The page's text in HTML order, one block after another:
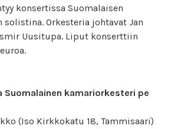
konsertissa Suomalaisen
Orkesteria johtavat Jan
Uusitupa. Liput konserttiin
Suomalainen kamariorkesteri pe
(Iso Kirkkokatu 18, Tammisaari)